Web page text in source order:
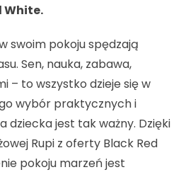
White.
swoim pokoju spędzają
Sen, nauka, zabawa,
– to wszystko dzieje się w
wybór praktycznych i
dziecka jest tak ważny. Dzięki
Rupi z oferty Black Red
pokoju marzeń jest